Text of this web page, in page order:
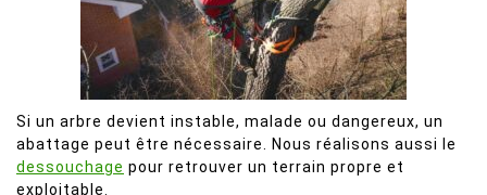
Si un arbre devient instable, malade ou dangereux, un
abattage peut être nécessaire. Nous réalisons aussi le
dessouchage pour retrouver un terrain propre et
exploitable.